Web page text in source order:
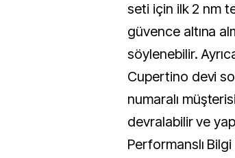
seti için ilk 2 nm
güvence altına
söylenebilir.
Cupertino devi
numaralı
devralabilir ve
Performanslı